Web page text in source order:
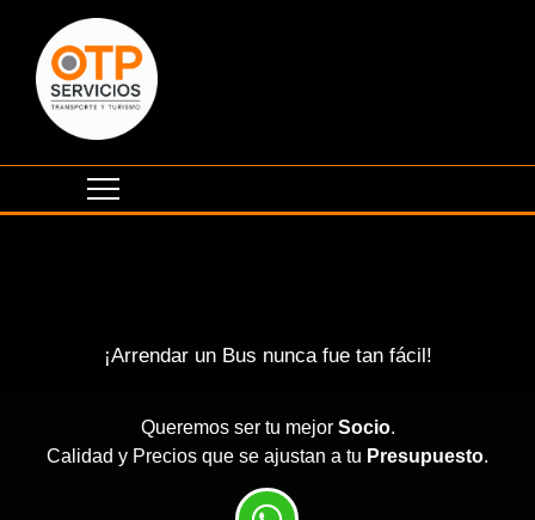
¡Arrendar un Bus nunca fue tan fácil!
Queremos ser tu mejor Socio.
Calidad y Precios que se ajustan a tu Presupuesto.